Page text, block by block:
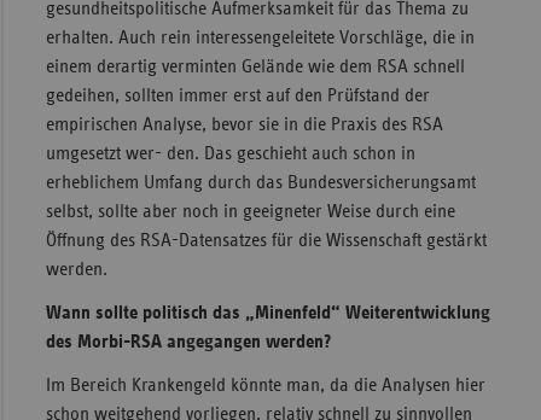
gesundheitspolitische Aufmerksamkeit für das Thema zu
erhalten. Auch rein interessengeleitete Vorschläge, die in
einem derartig verminten Gelände wie dem RSA schnell
gedeihen, sollten immer erst auf den Prüfstand der
empirischen Analyse, bevor sie in die Praxis des RSA
umgesetzt wer- den. Das geschieht auch schon in
erheblichem Umfang durch das Bundesversicherungsamt
selbst, sollte aber noch in geeigneter Weise durch eine
Öffnung des RSA-Datensatzes für die Wissenschaft gestärkt
werden.
Wann sollte politisch das „Minenfeld“ Weiterentwicklung
des Morbi-RSA angegangen werden?
Im Bereich Krankengeld könnte man, da die Analysen hier
schon weitgehend vorliegen, relativ schnell zu sinnvollen